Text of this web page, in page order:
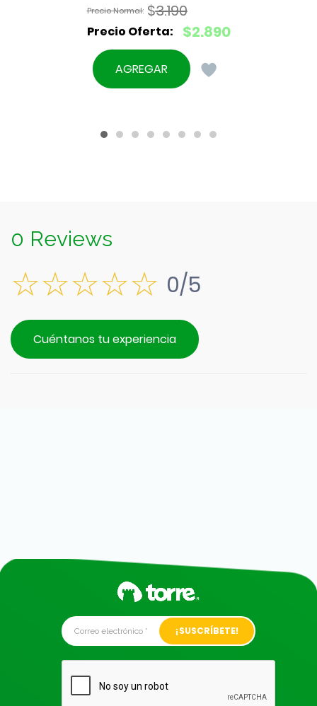
$3.190
El
precio
original
$2.890
El
precio
actual
AGREGAR
0 Reviews
0/5
Cuéntanos tu experiencia
Alternative: